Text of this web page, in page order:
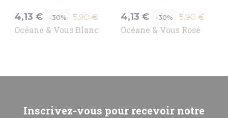
Prix
4,13 € -30%
Prix
de
base
5,90 €
Océane & Vous Blanc
Prix
4,13 € -30%
Prix
de
base
5,90 €
Océane & Vous Rosé
Inscrivez-vous pour recevoir notre